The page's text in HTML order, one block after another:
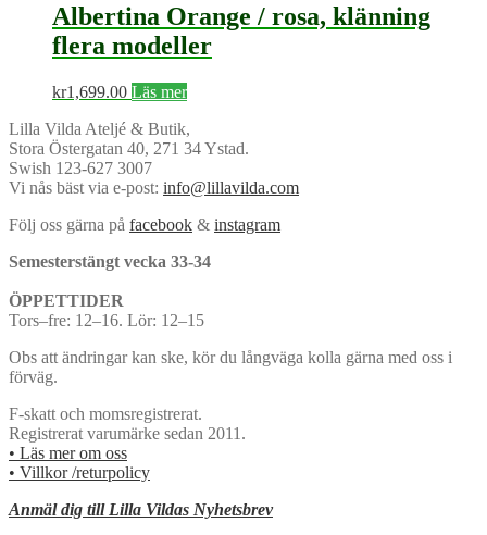
Albertina Orange / rosa, klänning
flera modeller
kr1,699.00 Läs mer
Lilla Vilda Ateljé & Butik,
Stora Östergatan 40, 271 34 Ystad.
Swish 123-627 3007
Vi nås bäst via e-post: info@lillavilda.com
Följ oss gärna på facebook & instagram
Semesterstängt vecka 33-34
ÖPPETTIDER
Tors–fre: 12–16. Lör: 12–15
Obs att ändringar kan ske, kör du långväga kolla gärna med oss i
förväg.
F-skatt och momsregistrerat.
Registrerat varumärke sedan 2011.
• Läs mer om oss
• Villkor /returpolicy
Anmäl dig till Lilla Vildas Nyhetsbrev